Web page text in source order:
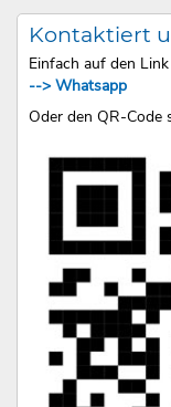
Kontaktiert
Einfach auf den
--> Whatsapp
Oder den QR-Code